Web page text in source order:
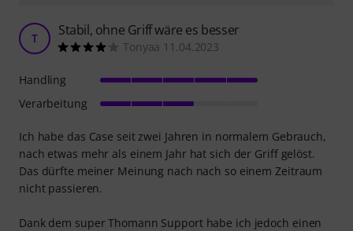
T Stabil, ohne Griff wäre es besser
Tonyaa 11.04.2023
Ich habe das Case seit zwei Jahren in normalem Gebrauch,
nach etwas mehr als einem Jahr hat sich der Griff gelöst.
Das dürfte meiner Meinung nach nach so einem Zeitraum
nicht passieren.
Dank dem super Thomann Support habe ich jedoch einen
Handling
Verarbeitung